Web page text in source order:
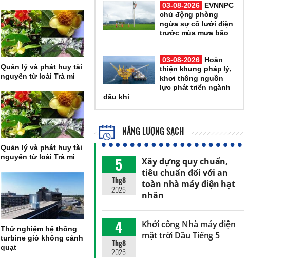
Quản lý và phát huy tài
nguyên từ loài Trà mi
Quản lý và phát huy tài
nguyên từ loài Trà mi
Thử nghiệm hệ thống
turbine gió không cánh
quạt
03-08-2026
EVNNPC
chủ động phòng
ngừa sự cố lưới điện
trước mùa mưa bão
03-08-2026
Hoàn
thiện khung pháp lý,
khơi thông nguồn
lực phát triển ngành
dầu khí
NĂNG LƯỢNG SẠCH
5
Thg8
2026
Xây dựng quy chuẩn,
tiêu chuẩn đối với an
toàn nhà máy điện hạt
nhân
4
Thg8
2026
Khởi công Nhà máy điện
mặt trời Dầu Tiếng 5